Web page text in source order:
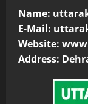
Name:
E-Mail:
Website:
Address: